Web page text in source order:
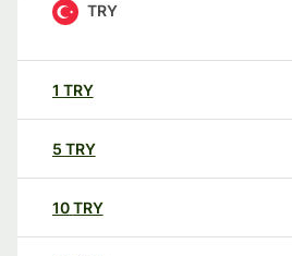
TRY
1 TRY
5 TRY
10TRY